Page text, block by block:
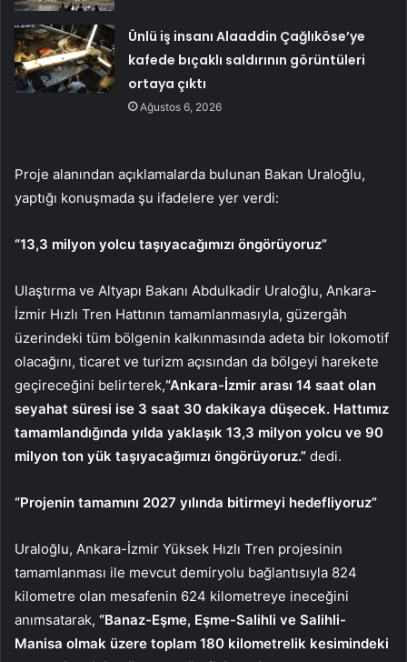
Ünlü iş insanı Alaaddin Çağlıköse’ye
kafede bıçaklı saldırının görüntüleri
ortaya çıktı
Ağustos 6, 2026
Proje alanından açıklamalarda bulunan Bakan Uraloğlu,
yaptığı konuşmada şu ifadelere yer verdi:
“13,3 milyon yolcu taşıyacağımızı öngörüyoruz”
Ulaştırma ve Altyapı Bakanı Abdulkadir Uraloğlu, Ankara-
İzmir Hızlı Tren Hattının tamamlanmasıyla, güzergâh
üzerindeki tüm bölgenin kalkınmasında adeta bir lokomotif
olacağını, ticaret ve turizm açısından da bölgeyi harekete
geçireceğini belirterek,“Ankara-İzmir arası 14 saat olan
seyahat süresi ise 3 saat 30 dakikaya düşecek. Hattımız
tamamlandığında yılda yaklaşık 13,3 milyon yolcu ve 90
milyon ton yük taşıyacağımızı öngörüyoruz.” dedi.
“Projenin tamamını 2027 yılında bitirmeyi hedefliyoruz”
Uraloğlu, Ankara-İzmir Yüksek Hızlı Tren projesinin
tamamlanması ile mevcut demiryolu bağlantısıyla 824
kilometre olan mesafenin 624 kilometreye ineceğini
anımsatarak, “Banaz-Eşme, Eşme-Salihli ve Salihli-
Manisa olmak üzere toplam 180 kilometrelik kesimindeki